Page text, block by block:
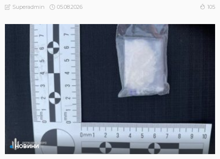
Superadmin 05.08.2026 105
НОВИНИ